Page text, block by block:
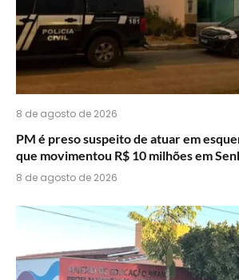
8 de agosto de 2026
PM é preso suspeito de atuar em
que movimentou R$ 10 milhões em
8 de agosto de 2026